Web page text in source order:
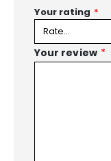
Your rating *
Your review *